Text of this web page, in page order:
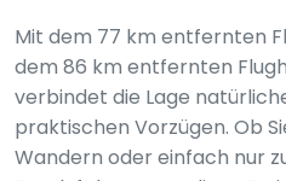
Mit dem 77 km entfernten
dem 86 km entfernten
verbindet die Lage
praktischen Vorzügen. Ob
Wandern oder einfach nur